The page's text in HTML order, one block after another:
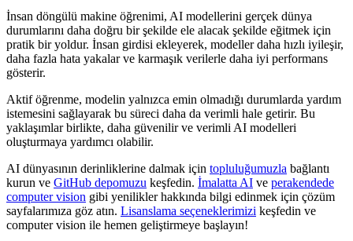
İnsan döngülü makine öğrenimi, AI modellerini gerçek dünya
durumlarını daha doğru bir şekilde ele alacak şekilde eğitmek için
pratik bir yoldur. İnsan girdisi ekleyerek, modeller daha hızlı iyileşir,
daha fazla hata yakalar ve karmaşık verilerle daha iyi performans
gösterir.
Aktif öğrenme, modelin yalnızca emin olmadığı durumlarda yardım
istemesini sağlayarak bu süreci daha da verimli hale getirir. Bu
yaklaşımlar birlikte, daha güvenilir ve verimli AI modelleri
oluşturmaya yardımcı olabilir.
AI dünyasının derinliklerine dalmak için topluluğumuzla bağlantı
kurun ve GitHub depomuzu keşfedin. İmalatta AI ve perakendede
computer vision gibi yenilikler hakkında bilgi edinmek için çözüm
sayfalarımıza göz atın. Lisanslama seçeneklerimizi keşfedin ve
computer vision ile hemen geliştirmeye başlayın!